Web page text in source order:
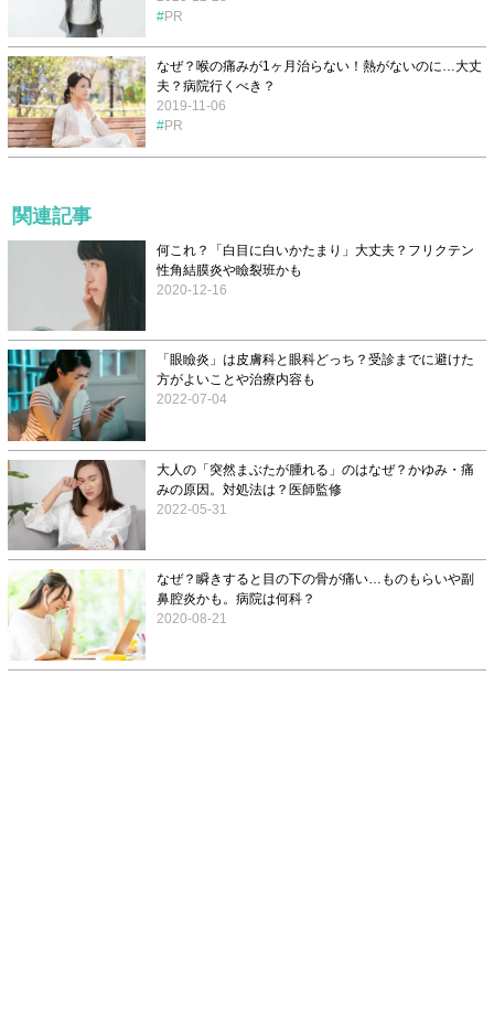
PR
なぜ？喉の痛みが1ヶ月治らない！熱がないのに…大丈
夫？病院行くべき？
2019-11-06
PR
関連記事
何これ？「白目に白いかたまり」大丈夫？フリクテン
性角結膜炎や瞼裂班かも
2020-12-16
「眼瞼炎」は皮膚科と眼科どっち？受診までに避けた
方がよいことや治療内容も
2022-07-04
大人の「突然まぶたが腫れる」のはなぜ？かゆみ・痛
みの原因。対処法は？医師監修
2022-05-31
なぜ？瞬きすると目の下の骨が痛い…ものもらいや副
鼻腔炎かも。病院は何科？
2020-08-21